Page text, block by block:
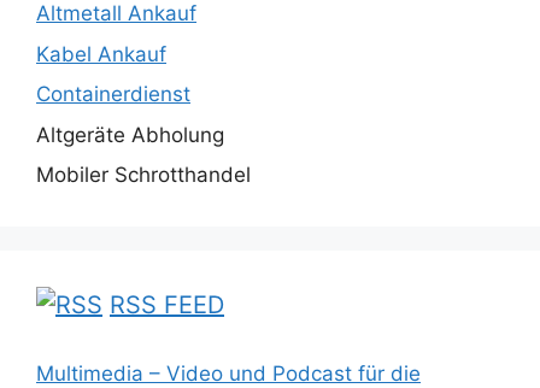
Altmetall Ankauf
Kabel Ankauf
Containerdienst
Altgeräte Abholung
Mobiler Schrotthandel
RSS FEED
Multimedia – Video und Podcast für die